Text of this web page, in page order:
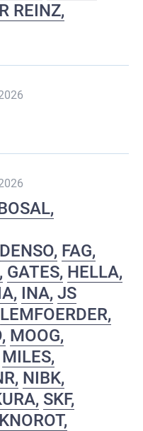
REINZ
DENSO FAG
GATES HELLA
INA JS
LEMFOERDER
MOOG
MILES
NIBK
SKF